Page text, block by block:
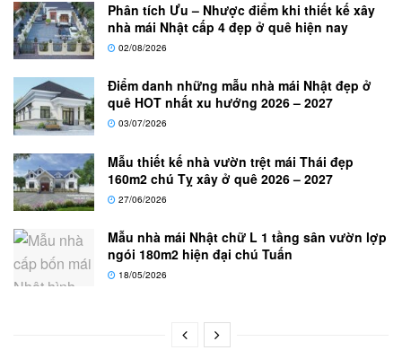
Phân tích Ưu – Nhược điểm khi thiết kế xây
nhà mái Nhật cấp 4 đẹp ở quê hiện nay
02/08/2026
Điểm danh những mẫu nhà mái Nhật đẹp ở
quê HOT nhất xu hướng 2026 – 2027
03/07/2026
Mẫu thiết kế nhà vườn trệt mái Thái đẹp
160m2 chú Tỵ xây ở quê 2026 – 2027
27/06/2026
Mẫu nhà mái Nhật chữ L 1 tầng sân vườn lợp
ngói 180m2 hiện đại chú Tuấn
18/05/2026